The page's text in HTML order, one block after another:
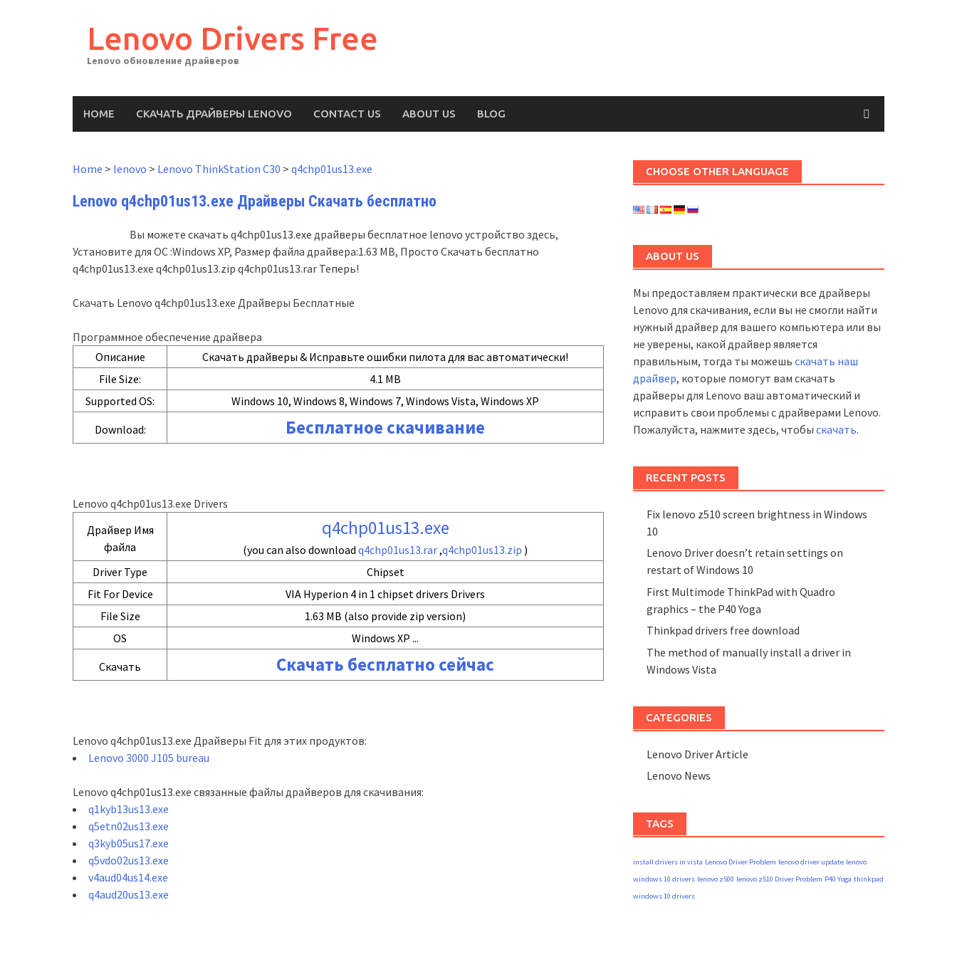
Lenovo Drivers Free
Lenovo обновление драйверов
HOME СКАЧАТЬ ДРАЙВЕРЫ LENOVO CONTACT US ABOUT US BLOG
Home > lenovo > Lenovo ThinkStation C30 > q4chp01us13.exe
Lenovo q4chp01us13.exe Драйверы Скачать бесплатно
Вы можете скачать q4chp01us13.exe драйверы бесплатное lenovo устройство здесь,
Установите для ОС :Windows XP, Размер файла драйвера:1.63 MB, Просто Скачать бесплатно
q4chp01us13.exe q4chp01us13.zip q4chp01us13.rar Теперь!
Скачать Lenovo q4chp01us13.exe Драйверы Бесплатные
Программное обеспечение драйвера
Описание
Скачать драйверы & Исправьте ошибки пилота для вас автоматически!
File Size:
4.1 MB
Supported OS:
Windows 10, Windows 8, Windows 7, Windows Vista, Windows XP
Download:
Бесплатное скачивание
Lenovo q4chp01us13.exe Drivers
Драйвер Имя
файла
q4chp01us13.exe
(you can also download q4chp01us13.rar,q4chp01us13.zip )
Driver Type
Chipset
Fit For Device
VIA Hyperion 4 in 1 chipset drivers Drivers
File Size
1.63 MB (also provide zip version)
OS
Windows XP ...
Скачать
Скачать бесплатно сейчас
Lenovo q4chp01us13.exe Драйверы Fit для этих продуктов:
Lenovo 3000 J105 bureau
Lenovo q4chp01us13.exe связанные файлы драйверов для скачивания:
q1kyb13us13.exe
q5etn02us13.exe
q3kyb05us17.exe
q5vdo02us13.exe
v4aud04us14.exe
q4aud20us13.exe
CHOOSE OTHER LANGUAGE
ABOUT US
Мы предоставляем практически все драйверы
Lenovo для скачивания, если вы не смогли найти
нужный драйвер для вашего компьютера или вы
не уверены, какой драйвер является
правильным, тогда ты можешь скачать наш
драйвер, которые помогут вам скачать
драйверы для Lenovo ваш автоматический и
исправить свои проблемы с драйверами Lenovo.
Пожалуйста, нажмите здесь, чтобы скачать.
RECENT POSTS
Fix lenovo z510 screen brightness in Windows
10
Lenovo Driver doesn’t retain settings on
restart of Windows 10
First Multimode ThinkPad with Quadro
graphics – the P40 Yoga
Thinkpad drivers free download
The method of manually install a driver in
Windows Vista
CATEGORIES
Lenovo Driver Article
Lenovo News
TAGS
install drivers in vista Lenovo Driver Problem lenovo driver update lenovo
windows 10 drivers lenovo z500 lenovo z510 Driver Problem P40 Yoga thinkpad
windows 10 drivers